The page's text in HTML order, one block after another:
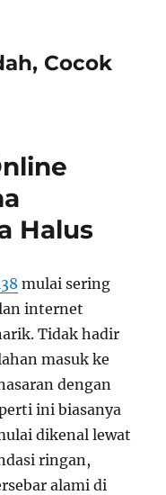
Cocok
Halus
mulai sering
internet
Tidak hadir
masuk ke
dengan
ini biasanya
dikenal lewat
ringan,
alami di